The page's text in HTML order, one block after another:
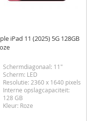
iPad 11 (2025) 5G 128GB
Schermdiagonaal: 11"
Scherm: LED
Resolutie: 2360 x 1640 pixels
Interne opslagcapaciteit:
128 GB
Kleur: Roze